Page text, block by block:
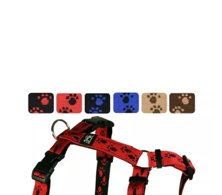
Die Feltmann Hundegeschirre sind extrem strapazierfähig
und können bei 30 °C problemlos in der Maschine
gewaschen werden. Bei den patentieren Feltmann
Kreuzgeschirren werden nur hochwertigste Komponenten
verwendet. Feltmann produziert Qualität „Made in
Germany“.